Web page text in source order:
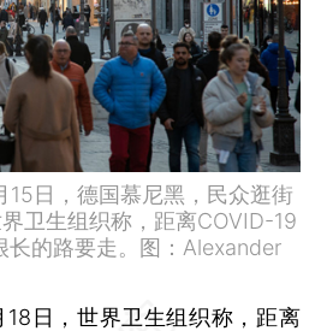
日，德国慕尼黑，民众逛街
卫生组织称，距离COVID-19
长的路要走。图：Alexander
18日，世界卫生组织称，距离